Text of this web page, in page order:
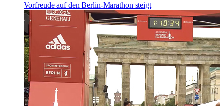
Vorfreude auf den Berlin-Marathon steigt